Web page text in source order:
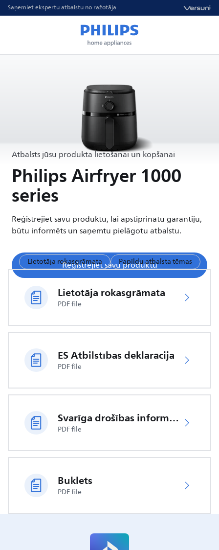
Saņemiet ekspertu atbalstu no ražotāja
Atbalsts jūsu produkta lietošanai un kopšanai
Philips Airfryer 1000
series
Reģistrējiet savu produktu, lai apstiprinātu garantiju,
būtu informēts un saņemtu pielāgotu atbalstu.
Reģistrējiet savu produktu
Lietotāja rokasgrāmata Papildu atbalsta tēmas
Lietotāja rokasgrāmata
PDF file
ES Atbilstības deklarācija
PDF file
Svarīga drošības informācija
PDF file
Buklets
PDF file